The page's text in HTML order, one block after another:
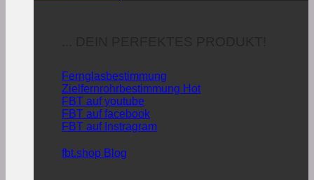
Fernglasbestimmung
Zielfernrohrbestimmung
FBT auf youtube
FBT auf facebook
FBT auf Instragram
fbt.shop Blog